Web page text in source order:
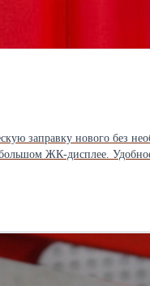
заправку нового без
ЖК-дисплее.
увеличенного
из системы
из базы при
русификация.
запуска из
компонентов для
в системе